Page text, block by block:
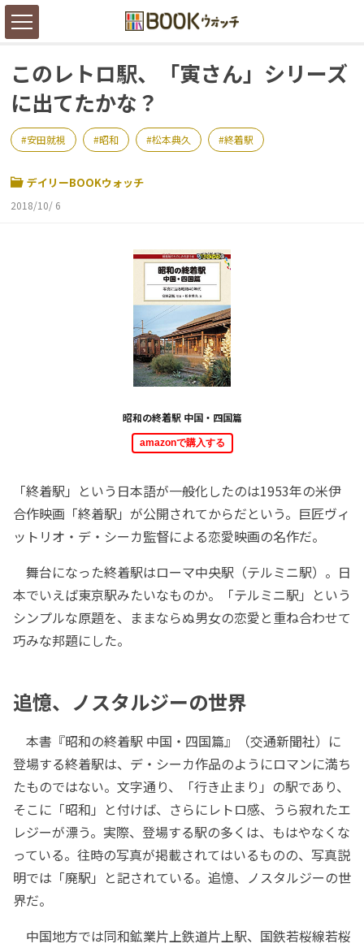
このレトロ駅、「寅さん」シリーズ
に出てたかな？
安田就視 昭和 松本典久 終着駅
デイリーBOOKウォッチ
2018/10/ 6
昭和の終着駅 中国・四国篇
amazonで購入する
「終着駅」という日本語が一般化したのは1953年の米伊
合作映画「終着駅」が公開されてからだという。巨匠ヴィ
ットリオ・デ・シーカ監督による恋愛映画の名作だ。
舞台になった終着駅はローマ中央駅（テルミニ駅）。日
本でいえば東京駅みたいなものか。「テルミニ駅」という
シンプルな原題を、ままならぬ男女の恋愛と重ね合わせて
巧みな邦題にした。
追憶、ノスタルジーの世界
本書『昭和の終着駅 中国・四国篇』（交通新聞社）に
登場する終着駅は、デ・シーカ作品のようにロマンに満ち
たものではない。文字通り、「行き止まり」の駅であり、
そこに「昭和」と付けば、さらにレトロ感、うら寂れたエ
レジーが漂う。実際、登場する駅の多くは、もはやなくな
っている。往時の写真が掲載されてはいるものの、写真説
明では「廃駅」と記されている。追憶、ノスタルジーの世
界だ。
中国地方では同和鉱業片上鉄道片上駅、国鉄若桜線若桜